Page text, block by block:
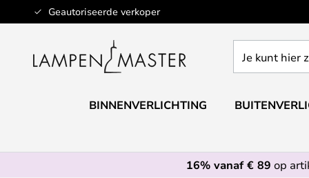
Geautoriseerde verkoper
Ga
naar
inhoud
kunt
zoeken
webwinkel
BINNENVERLICHTING
16% vanaf € 89 op